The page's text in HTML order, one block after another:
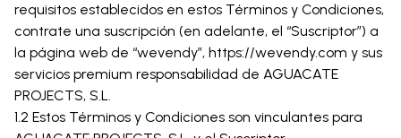
requisitos establecidos en estos Términos y Condiciones,
contrate una suscripción (en adelante, el “Suscriptor”) a
la página web de “wevendy”, https://wevendy.com y sus
servicios premium responsabilidad de AGUACATE
PROJECTS, S.L.
1.2 Estos Términos y Condiciones son vinculantes para